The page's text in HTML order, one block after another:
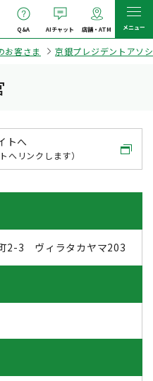
Q&A AIチャット 店舗・ATM メニュー
お客さま 京銀プレジデントアソ
トへ
へリンクします）
2-3 ヴィラタカヤマ203